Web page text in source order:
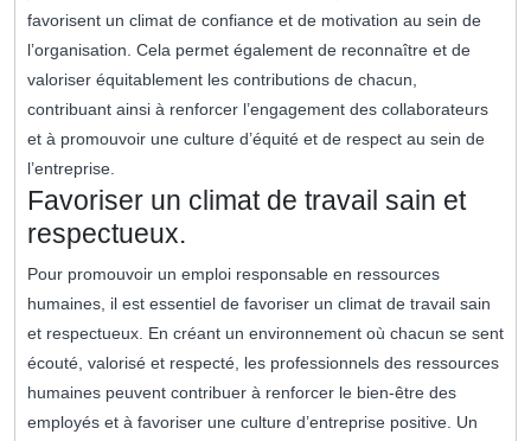
favorisent un climat de confiance et de motivation au sein de
l’organisation. Cela permet également de reconnaître et de
valoriser équitablement les contributions de chacun,
contribuant ainsi à renforcer l’engagement des collaborateurs
et à promouvoir une culture d’équité et de respect au sein de
l’entreprise.
Favoriser un climat de travail sain et
respectueux.
Pour promouvoir un emploi responsable en ressources
humaines, il est essentiel de favoriser un climat de travail sain
et respectueux. En créant un environnement où chacun se sent
écouté, valorisé et respecté, les professionnels des ressources
humaines peuvent contribuer à renforcer le bien-être des
employés et à favoriser une culture d’entreprise positive. Un